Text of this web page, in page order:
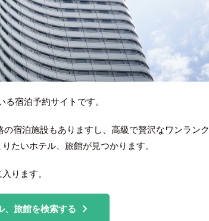
宿泊予約サイトです。
宿泊施設もありますし、高級で贅沢なワンランク
たいホテル、旅館が見つかります。
ります。
、旅館を検索する